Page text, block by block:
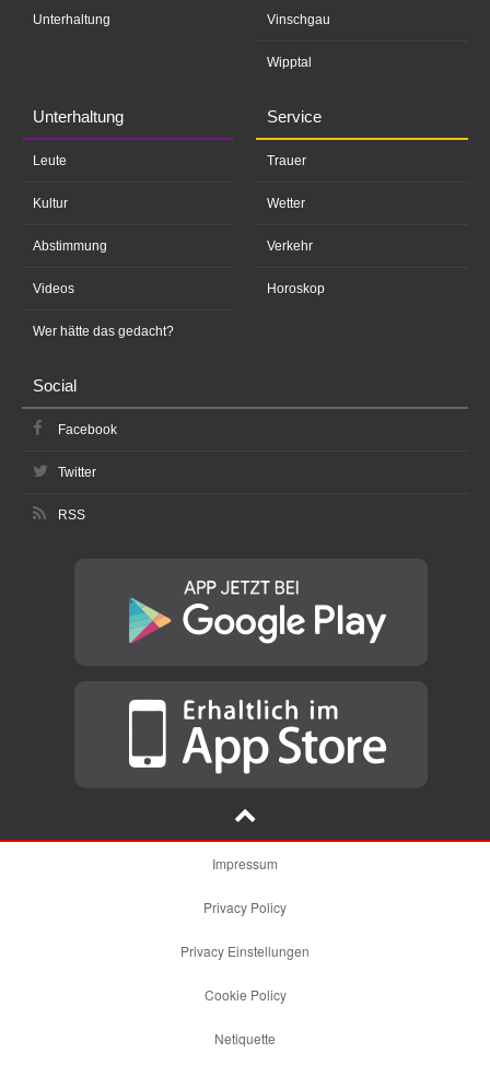
Unterhaltung Vinschgau
Wipptal
Unterhaltung
Leute
Kultur
Abstimmung
Videos
Wer hätte das gedacht?
Service
Trauer
Wetter
Verkehr
Horoskop
Social
Facebook
Twitter
RSS
Impressum
Privacy Policy
Privacy Einstellungen
Cookie Policy
Netiquette